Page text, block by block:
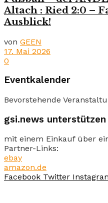
Altach : Ried 2:0 –
Ausblick!
von GEEN
17. Mai 2026
0
Eventkalender
Bevorstehende
gsi.news unterstützen
mit einem Einkauf über
Partner-Links:
ebay
amazon.de
Facebook Twitter